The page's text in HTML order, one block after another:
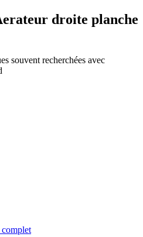
droite planche
souvent recherchées avec